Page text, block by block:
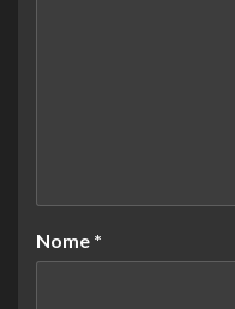
Nome *